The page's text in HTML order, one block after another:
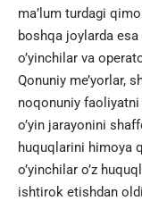
ma’lum turdagi
boshqa joylarda
o’yinchilar va
Qonuniy me’yorlar,
noqonuniy
o’yin jarayonini
huquqlarini himoya
o’yinchilar o’z
ishtirok etishdan